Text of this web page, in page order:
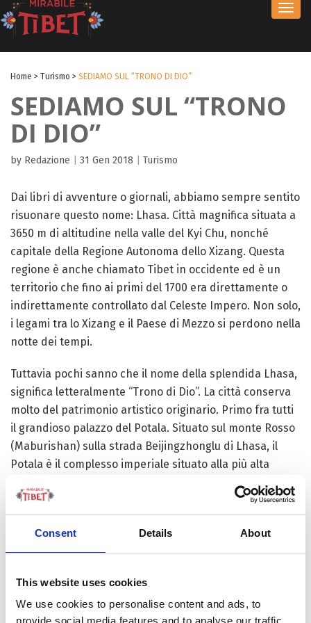
Consent Details About
This website uses cookies
We use cookies to personalise content and ads, to
provide social media features and to analyse our traffic.
Home > Turismo > SEDIAMO SUL “TRONO DI DIO”
SEDIAMO SUL “TRONO
DI DIO”
by Redazione 31 Gen 2018 Turismo
Dai libri di avventure o giornali, abbiamo sempre sentito
risuonare questo nome: Lhasa. Città magnifica situata a
3650 m di altitudine nella valle del Kyi Chu, nonché
capitale della Regione Autonoma dello Xizang. Questa
regione è anche chiamato Tibet in occidente ed è un
territorio che fino ai primi del 1700 era direttamente o
indirettamente controllato dal Celeste Impero. Non solo,
i legami tra lo Xizang e il Paese di Mezzo si perdono nella
notte dei tempi.
Tuttavia pochi sanno che il nome della splendida Lhasa,
significa letteralmente “Trono di Dio”. La città conserva
molto del patrimonio artistico originario. Primo fra tutti
il grandioso palazzo del Potala. Situato sul monte Rosso
(Maburishan) sulla strada Beijingzhonglu di Lhasa, il
Potala è il complesso imperiale situato alla più alta
altitudine del mondo e racchiude in sé l’essenza
religiosa e storica tibetana.
Con il suo edificio più alto che conta tredici piani, l’intero
complesso raggiunge un’altezza di 117 m e si divide tra il
principalmente sale da preghiera e otto chorten (stupa
tibetani) decorati con lamine d’oro e pietre preziose, in